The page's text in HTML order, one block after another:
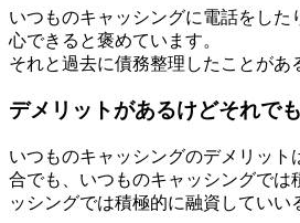
いつものキャッシングに電話をし
心できると褒めています。
それと過去に債務整理したことがあ
デメリットがあるけどそれで
いつものキャッシングのデメリッ
合でも、いつものキャッシングで
ッシングでは積極的に融資していい